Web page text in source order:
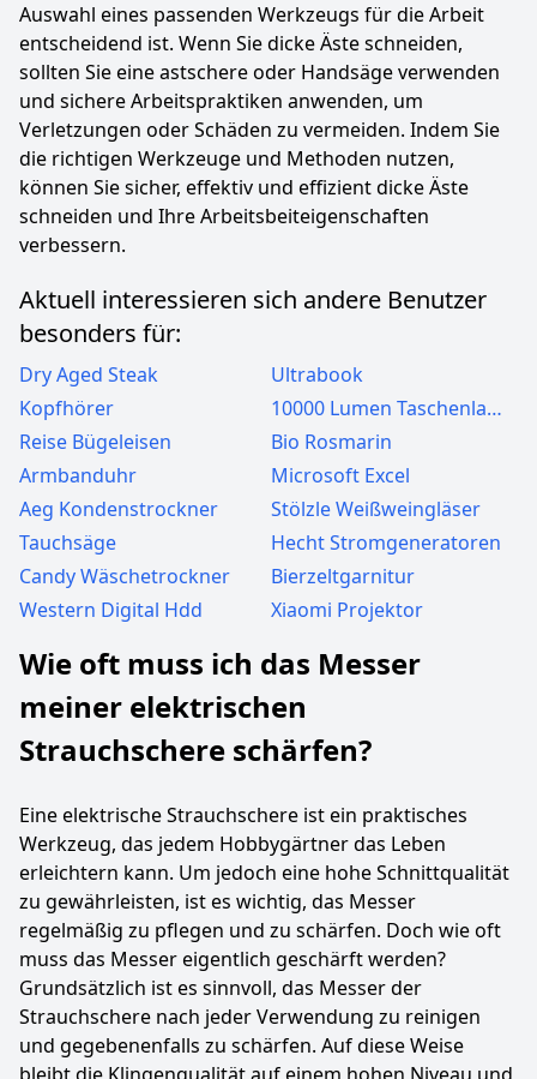
Auswahl eines passenden Werkzeugs für die Arbeit
entscheidend ist. Wenn Sie dicke Äste schneiden,
sollten Sie eine astschere oder Handsäge verwenden
und sichere Arbeitspraktiken anwenden, um
Verletzungen oder Schäden zu vermeiden. Indem Sie
die richtigen Werkzeuge und Methoden nutzen,
können Sie sicher, effektiv und effizient dicke Äste
schneiden und Ihre Arbeitsbeiteigenschaften
verbessern.
Aktuell interessieren sich andere Benutzer
besonders für:
Dry Aged Steak
Ultrabook
Kopfhörer
10000 Lumen Taschenlampen
Reise Bügeleisen
Bio Rosmarin
Armbanduhr
Microsoft Excel
Aeg Kondenstrockner
Stölzle Weißweingläser
Tauchsäge
Hecht Stromgeneratoren
Candy Wäschetrockner
Bierzeltgarnitur
Western Digital Hdd
Xiaomi Projektor
Wie oft muss ich das Messer
meiner elektrischen
Strauchschere schärfen?
Eine elektrische Strauchschere ist ein praktisches
Werkzeug, das jedem Hobbygärtner das Leben
erleichtern kann. Um jedoch eine hohe Schnittqualität
zu gewährleisten, ist es wichtig, das Messer
regelmäßig zu pflegen und zu schärfen. Doch wie oft
muss das Messer eigentlich geschärft werden?
Grundsätzlich ist es sinnvoll, das Messer der
Strauchschere nach jeder Verwendung zu reinigen
und gegebenenfalls zu schärfen. Auf diese Weise